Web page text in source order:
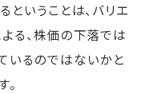
ということは、バリエ
る、株価の下落では
いるのではないかと